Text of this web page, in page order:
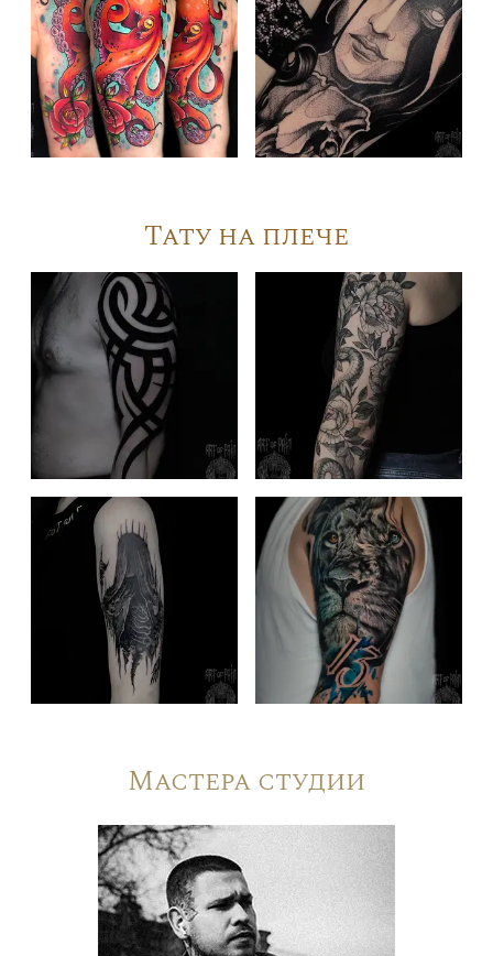
Тату на плече
Мастера студии